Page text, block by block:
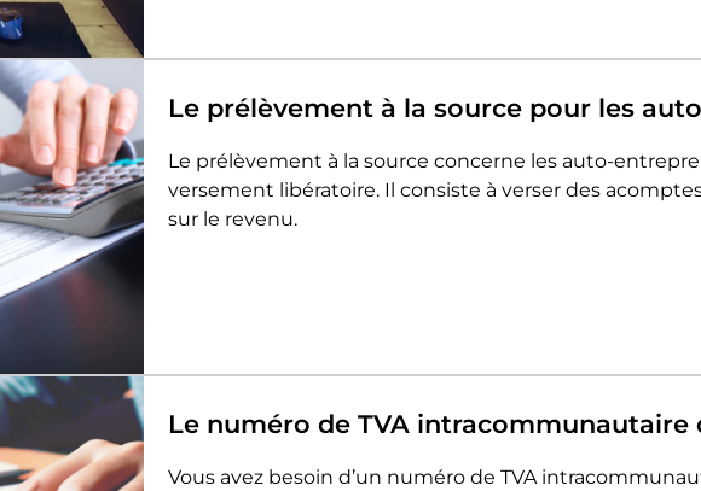
Le prélèvement à la source pour les
Le prélèvement à la source concerne les auto-
versement libératoire. Il consiste à verser des
sur le revenu.
Le numéro de TVA intracommunautaire
Vous avez besoin d’un numéro de TVA